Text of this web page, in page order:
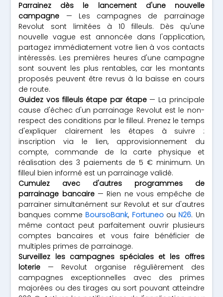
Parrainez dès le lancement d'une nouvelle
campagne — Les campagnes de parrainage
Revolut sont limitées à 10 filleuls. Dès qu'une
nouvelle vague est annoncée dans l'application,
partagez immédiatement votre lien à vos contacts
intéressés. Les premières heures d'une campagne
sont souvent les plus rentables, car les montants
proposés peuvent être revus à la baisse en cours
de route.
Guidez vos filleuls étape par étape— La principale
cause d'échec d'un parrainage Revolut est le non-
respect des conditions par le filleul. Prenez le temps
d'expliquer clairement les étapes à suivre :
inscription via le lien, approvisionnement du
compte, commande de la carte physique et
réalisation des 3 paiements de 5 € minimum. Un
filleul bien informé est un parrainage validé.
Cumulez avec d'autres programmes de
parrainage bancaire— Rien ne vous empêche de
parrainer simultanément sur Revolut et sur d'autres
banques comme BoursoBank, Fortuneoou N26. Un
même contact peut parfaitement ouvrir plusieurs
comptes bancaires et vous faire bénéficier de
multiples primes de parrainage.
Surveillez les campagnes spéciales et les offres
loterie — Revolut organise régulièrement des
campagnes exceptionnelles avec des primes
majorées ou des tirages au sort pouvant atteindre